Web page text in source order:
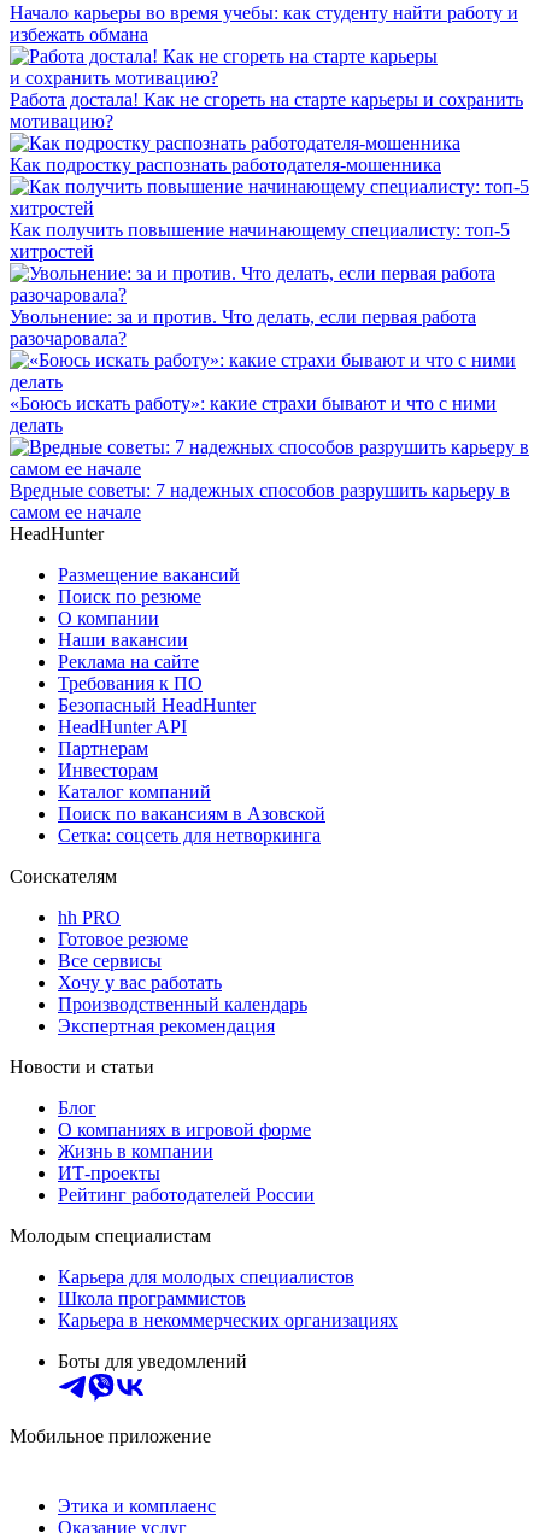
Начало карьеры во время учебы: как студенту найти работу и
избежать обмана
Работа достала! Как не сгореть на старте карьеры и сохранить
мотивацию?
Как подростку распознать работодателя-мошенника
Как получить повышение начинающему специалисту: топ-5
хитростей
Увольнение: за и против. Что делать, если первая работа
разочаровала?
«Боюсь искать работу»: какие страхи бывают и что с ними
делать
Вредные советы: 7 надежных способов разрушить карьеру в
самом ее начале
HeadHunter
Размещение вакансий
Поиск по резюме
О компании
Наши вакансии
Реклама на сайте
Требования к ПО
Безопасный HeadHunter
HeadHunter API
Партнерам
Инвесторам
Каталог компаний
Поиск по вакансиям в Азовской
Сетка: соцсеть для нетворкинга
Соискателям
hh PRO
Готовое резюме
Все сервисы
Хочу у вас работать
Производственный календарь
Экспертная рекомендация
Новости и статьи
Блог
О компаниях в игровой форме
Жизнь в компании
ИТ-проекты
Рейтинг работодателей России
Молодым специалистам
Карьера для молодых специалистов
Школа программистов
Карьера в некоммерческих организациях
Боты для уведомлений
Мобильное приложение
Этика и комплаенс
Оказание услуг